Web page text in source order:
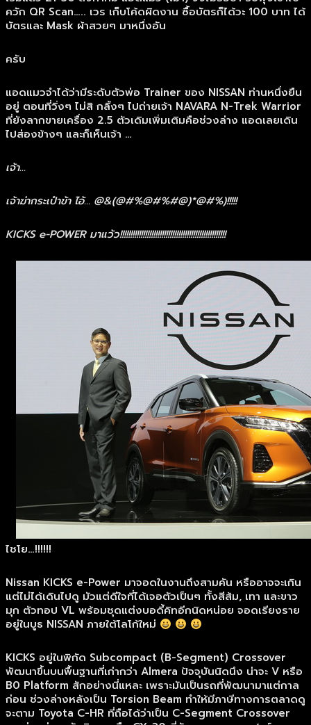
ควัก QR Scan….. เวร เก็บโค้ดผิดงาน ซื้อบัตรก็ได้วะ 100 บาท ได้
บัตรและ Mask ผ้าสวยๆ มาหนึ่งอัน
ครับ
แอดแมวจำได้ว่ามีระดับตัวพ่อ Trainer ของ NISSAN ท่านหนึ่งยืน
อยู่ ตอนที่วิ่งๆ ไม่สิ กลิ้งๆ ไปถ่ายเจ้า NAVARA N-Trek Warrior
ที่ยังลากขายเครื่อง 2.5 ตัวเดิมเพิ่มเติมคือช่วงล่าง แอดเลยเดิน
ไปส่องข้างๆ และก็เห็นเจ้า …
เจ้า…
เจ้าฆ่ากระเป๋าข้า ไอ้… @&(@#%@#%#@)*@#%)!!!!!
KICKS e-POWER มาแว้ว!!!!!!!!!!!!!!!!!!!!!!!!!!!!!!!!!!!!!!!!!!!!!!!!!!!
ไชโย…!!!!!!
Nissan KICKS e-Power มาจอดในงานถึงสามคัน หรืออาจจะเกิน
แต่ไม่ได้เดินไปดู มัวแต่ดีใจที่ได้เจอตัวเป็นๆ ทั้งสีส้ม, เทา และขาว
มุก ตัวทอป VL พร้อมชุดแต่งบอดี้คิทอีกนิดหน่อย จอดเรียงราย
อยู่ในบูธ NISSAN ภายใต้โลโก้ใหม่
KICKS อยู่ในพิกัด Subcompact (B-Segment) Crossover
พัฒนาขึ้นบนพื้นฐานที่เก่ากว่า Almera ปัจจุบันนิดนึง น่าจะ V หรือ
B0 Platform สักอย่างนี่แหละ เพราะมันเป็นรถที่พัฒนามาแต่กาล
ก่อน ช่วงล่างหลังเป็น Torsion Beam ทำให้มีภาษีทางการตลาดดู
จะตาม Toyota C-HR ที่ถือได้ว่าเป็น C-Segment Crossover